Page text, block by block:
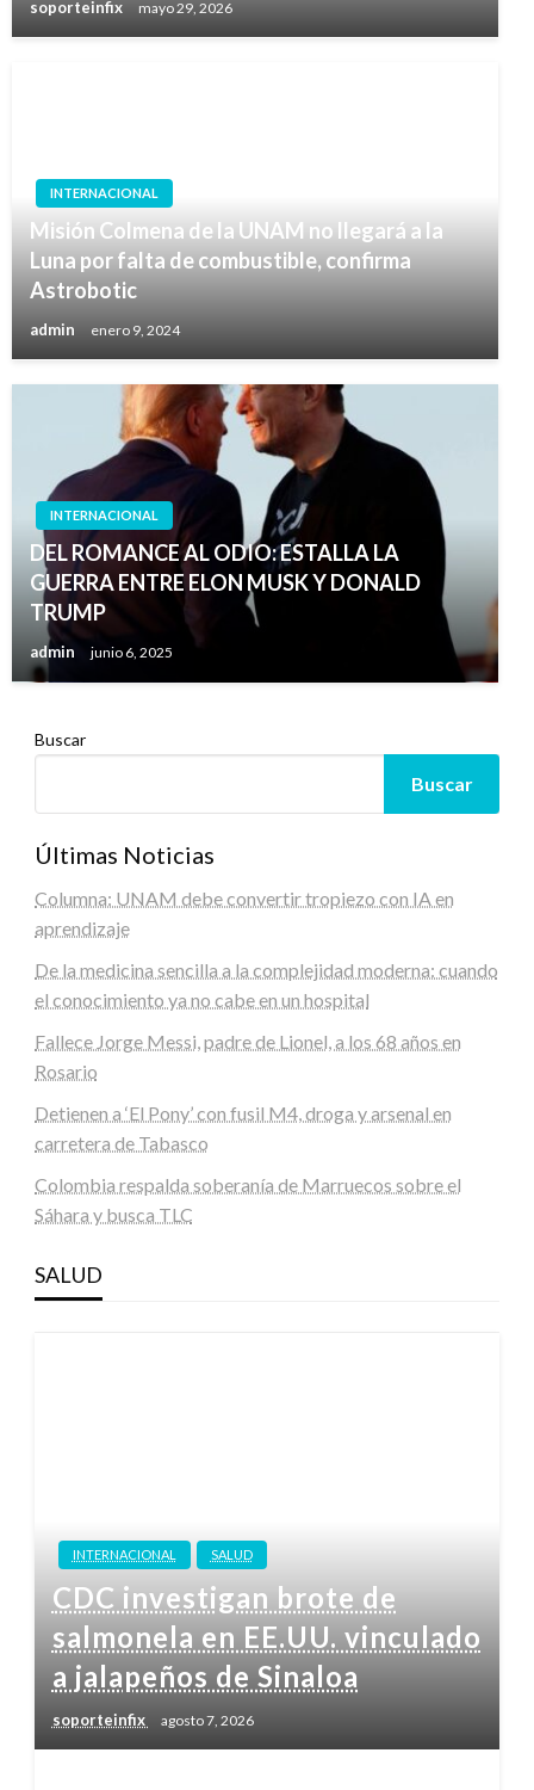
soporteinfix mayo 29, 2026
INTERNACIONAL
Misión Colmena de la UNAM no llegará a la
Luna por falta de combustible, confirma
Astrobotic
admin enero 9, 2024
INTERNACIONAL
DEL ROMANCE AL ODIO: ESTALLA LA
GUERRA ENTRE ELON MUSK Y DONALD
TRUMP
admin junio 6, 2025
Buscar
Buscar
Últimas Noticias
Columna: UNAM debe convertir tropiezo con IA en
aprendizaje
De la medicina sencilla a la complejidad moderna: cuando
el conocimiento ya no cabe en un hospital
Fallece Jorge Messi, padre de Lionel, a los 68 años en
Rosario
Detienen a ‘El Pony’ con fusil M4, droga y arsenal en
carretera de Tabasco
Colombia respalda soberanía de Marruecos sobre el
Sáhara y busca TLC
SALUD
INTERNACIONAL SALUD
CDC investigan brote de
salmonela en EE.UU. vinculado
a jalapeños de Sinaloa
soporteinfix agosto 7, 2026